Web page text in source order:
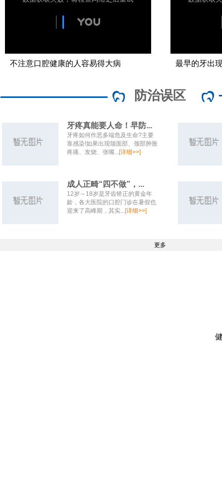
不注意口腔健康的人容易得大病 最早的牙出
防治误区
牙疼真能要人命！早防...
牙疼如何作恶多端危及生命?主要
靠感染!如果出现颌面部、颈部肿胀
疼痛、发烧、张嘴...[详细>>]
成人正畸“四不做”，...
12岁～18岁是牙齿矫正的黄金年
龄，各大医院的口腔门诊在暑假也
迎来了高峰期，其实...[详细>>]
更多